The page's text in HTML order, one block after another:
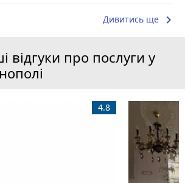
Дивитись ще keyboard_arrow_right
відгуки про послуги у
4.8